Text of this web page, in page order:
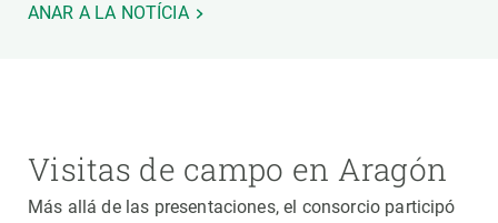
ANAR A LA NOTÍCIA
Visitas de campo en Aragón
Más allá de las presentaciones, el consorcio participó